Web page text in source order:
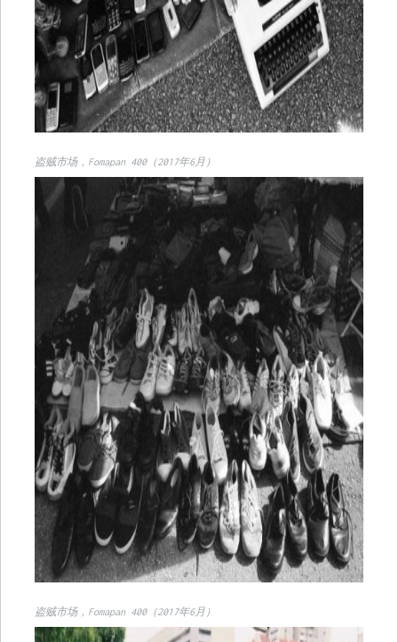
盗贼市场，Fomapan 400（2017年6月）
盗贼市场，Fomapan 400（2017年6月）